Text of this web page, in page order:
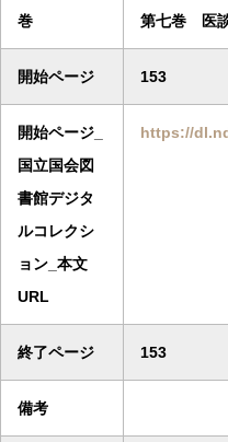
巻 第七巻 医
開始ページ 153
開始ページ_
国立国会図
書館デジタ
ルコレクシ
ョン_本文
URL
https://
終了ページ 153
備考